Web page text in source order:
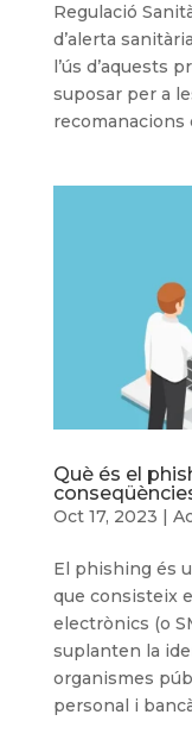
Regulació
d’alerta
l’ús d’aquests
suposar per a
recomanacions
Què és el
Oct 17, 2023 |
El phishing és
que consisteix
electrònics (o
suplanten la
organismes
personal i